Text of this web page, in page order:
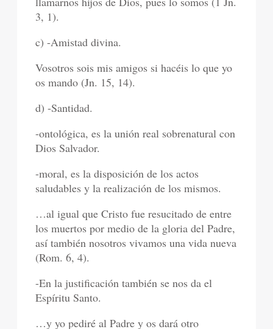
3, 1).
c) -Amistad divina.
Vosotros sois mis amigos si hacéis lo que yo
os mando (Jn. 15, 14).
d) -Santidad.
-ontológica, es la unión real sobrenatural con
Dios Salvador.
-moral, es la disposición de los actos
saludables y la realización de los mismos.
…al igual que Cristo fue resucitado de entre
los muertos por medio de la gloria del Padre,
así también nosotros vivamos una vida nueva
(Rom. 6, 4).
-En la justificación también se nos da el
Espíritu Santo.
…y yo pediré al Padre y os dará otro